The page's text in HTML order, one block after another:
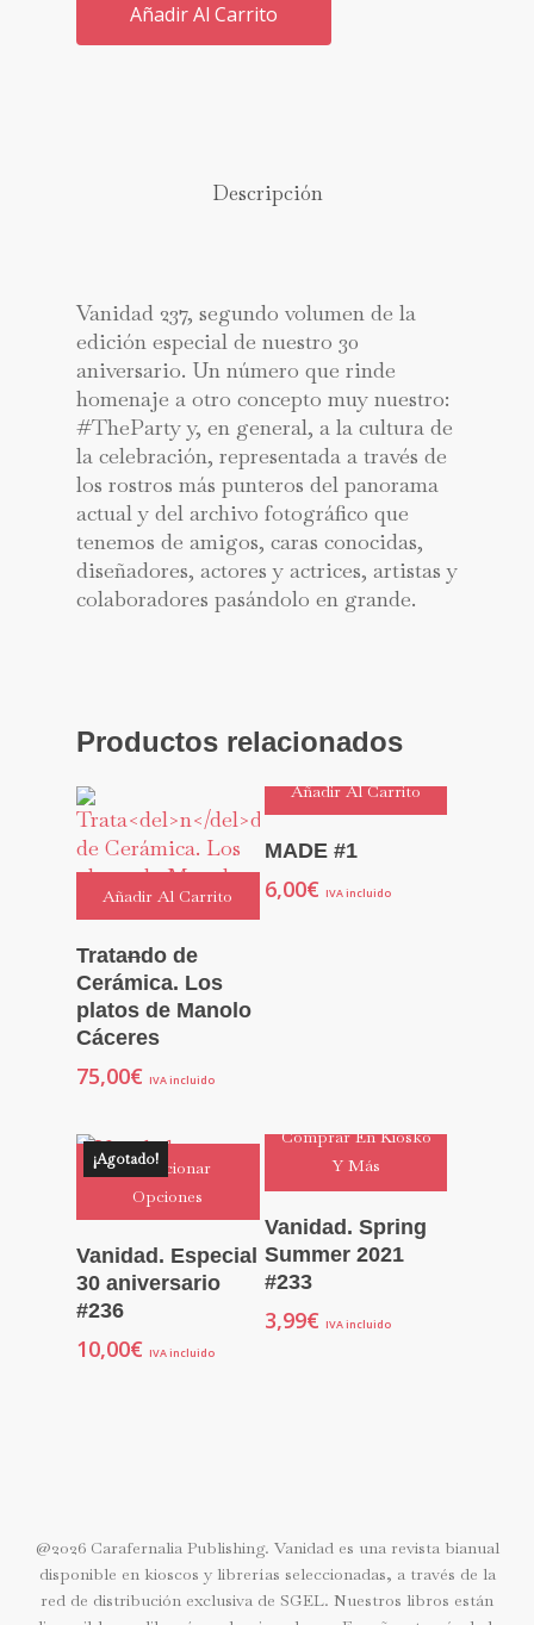
Añadir Al Carrito
Descripción
Vanidad 237, segundo volumen de la
edición especial de nuestro 30
aniversario. Un número que rinde
homenaje a otro concepto muy nuestro:
#TheParty y, en general, a la cultura de
la celebración, representada a través de
los rostros más punteros del panorama
actual y del archivo fotográfico que
tenemos de amigos, caras conocidas,
diseñadores, actores y actrices, artistas y
colaboradores pasándolo en grande.
Productos relacionados
Añadir Al Carrito
Tratando de
Cerámica. Los
platos de Manolo
Cáceres
75,00€ IVA incluido
Añadir Al Carrito
MADE #1
6,00€ IVA incluido
¡Agotado!Seleccionar
Opciones
Vanidad. Especial
30 aniversario
#236
10,00€ IVA incluido
Comprar En Kiosko
Y Más
Vanidad. Spring
Summer 2021
#233
3,99€ IVA incluido
@2026 Carafernalia Publishing. Vanidad es una revista bianual
disponible en kioscos y librerías seleccionadas, a través de la
red de distribución exclusiva de SGEL. Nuestros libros están